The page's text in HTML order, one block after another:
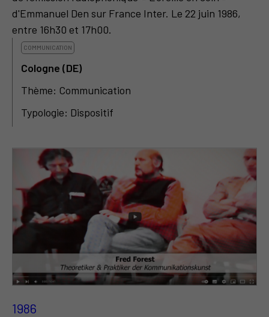
d'Emmanuel Den sur France Inter. Le 22 juin 1986,
entre 16h30 et 17h00.
COMMUNICATION
Cologne (DE)
Thème: Communication
Typologie: Dispositif
1986